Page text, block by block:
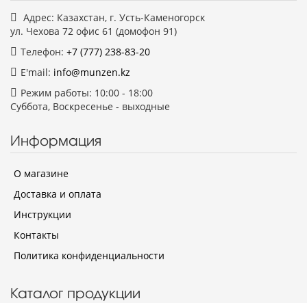
Адрес: Казахстан, г. Усть-Каменогорск
ул. Чехова 72 офис 61 (домофон 91)
Телефон: +7 (777) 238-83-20
E'mail: info@munzen.kz
Режим работы: 10:00 - 18:00
Суббота, Воскресенье - выходные
Информация
О магазине
Доставка и оплата
Инструкции
Контакты
Политика конфиденциальности
Каталог продукции